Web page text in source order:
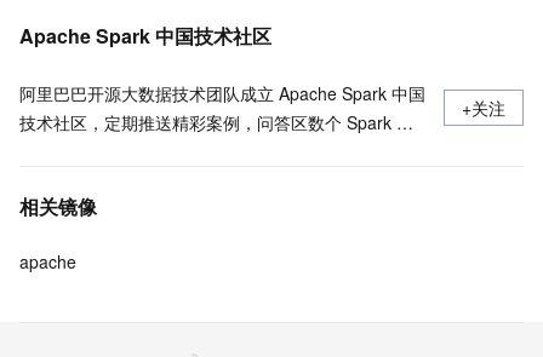
Apache Spark 中国技术社区
阿里巴巴开源大数据技术团队成立 Apache Spark 中国
技术社区，定期推送精彩案例，问答区数个 Spark 技
+关注
相关镜像
apache